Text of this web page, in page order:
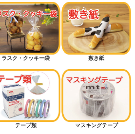
ラスク・クッキー袋 敷き紙
テープ類 マスキングテープ